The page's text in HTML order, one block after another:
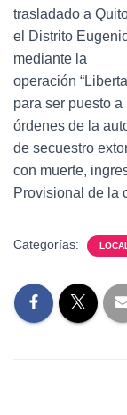
trasladado a
el Distrito
mediante la
operación
para ser puesto a
órdenes de la
de secuestro
con muerte,
Provisional de la
Categorías: